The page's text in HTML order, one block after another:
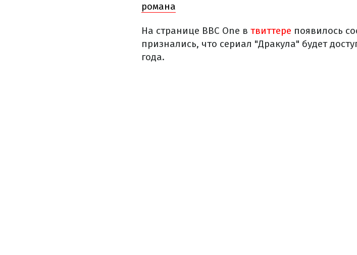
романа
На странице BBC One в твиттере появилось
признались, что сериал "Дракула" будет
года.